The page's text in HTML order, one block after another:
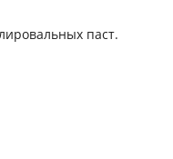
паст.